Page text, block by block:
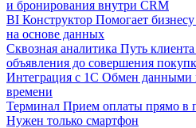
и бронирования внутри CRM
BI Конструктор Помогает
на основе данных
Сквозная аналитика Путь
объявления до совершения
Интеграция с 1С Обмен данными
времени
Терминал Прием оплаты прямо в
Нужен только смартфон